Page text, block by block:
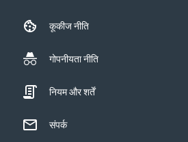
कूकीज नीति
गोपनीयता नीति
नियम और शर्तें
संपर्क